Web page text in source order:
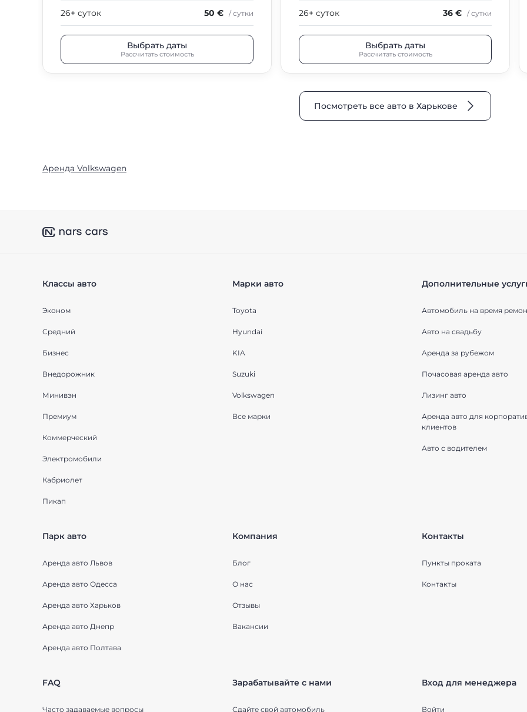
26+ суток 50 € / сутки
Выбрать даты
Рассчитать стоимость
26+ суток 36 € / сутки
Выбрать даты
Рассчитать стоимость
Посмотреть все авто в Харькове
Аренда Volkswagen
Классы авто
Эконом
Средний
Бизнес
Внедорожник
Минивэн
Премиум
Коммерческий
Электромобили
Кабриолет
Пикап
Марки авто
Toyota
Hyundai
KIA
Suzuki
Volkswagen
Все марки
Дополнительные
Автомобиль на время
Авто на свадьбу
Аренда за рубежом
Почасовая аренда авто
Лизинг авто
Аренда авто для
клиентов
Авто с водителем
Парк авто
Аренда авто Львов
Аренда авто Одесса
Аренда авто Харьков
Аренда авто Днепр
Аренда авто Полтава
Компания
Блог
О нас
Отзывы
Вакансии
Контакты
Пункты проката
Контакты
FAQ
Часто задаваемые вопросы
Зарабатывайте с нами
Сдайте свой автомобиль
Вход для менеджера
Войти